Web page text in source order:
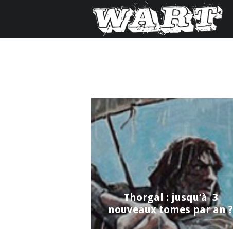
Thorgal : jusqu’à 3
nouveaux tomes par an ?